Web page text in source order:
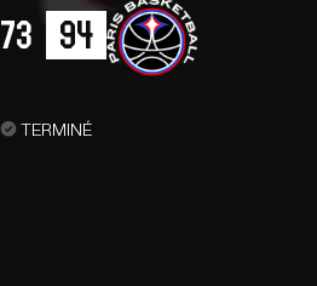
73 94
TERMINÉ